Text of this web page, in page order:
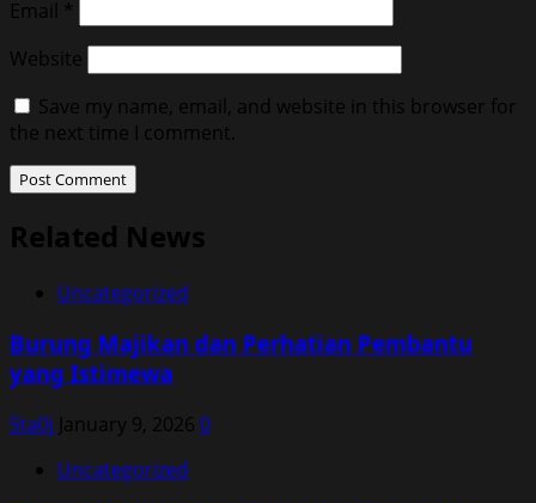
Email
*
Website
Save my name, email, and website in this browser for
the next time I comment.
Related News
Uncategorized
Burung Majikan dan Perhatian Pembantu
yang Istimewa
5ta0j January 9, 2026 0
Uncategorized